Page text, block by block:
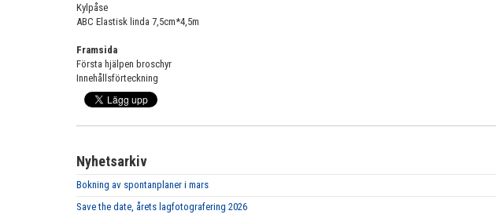
Kylpåse
ABC Elastisk linda 7,5cm*4,5m
Framsida
Första hjälpen broschyr
Innehållsförteckning
Nyhetsarkiv
Bokning av spontanplaner i mars
Save the date, årets lagfotografering 2026